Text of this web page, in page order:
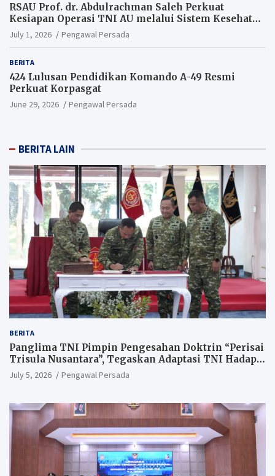
RSAU Prof. dr. Abdulrachman Saleh Perkuat
Kesiapan Operasi TNI AU melalui Sistem Kesehatan
Andal
July 1, 2026 Pengawal Persada
BERITA
424 Lulusan Pendidikan Komando A-49 Resmi
Perkuat Korpasgat
June 29, 2026 Pengawal Persada
BERITA LAIN
BERITA
Panglima TNI Pimpin Pengesahan Doktrin “Perisai
Trisula Nusantara”, Tegaskan Adaptasi TNI Hadapi
Perang Modern
July 5, 2026 Pengawal Persada